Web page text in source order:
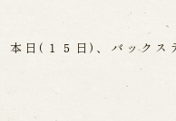
本日(１５日)、バックス